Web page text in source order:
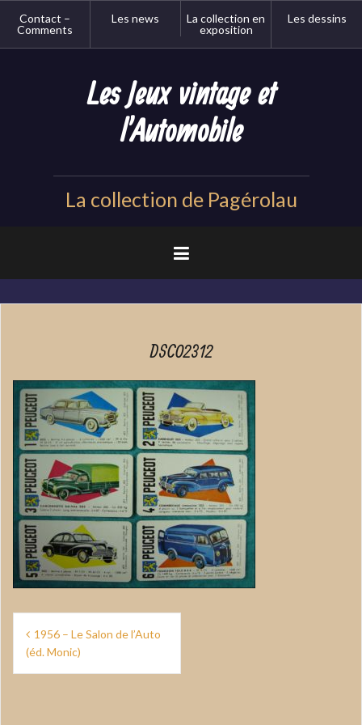
Contact –
Comments
Les news
La collection en
exposition
Les dessins
Les Jeux vintage et
l'Automobile
La collection de Pagérolau
DSC02312
Navigation
de
l’article
1956 – Le Salon de l’Auto
(éd. Monic)